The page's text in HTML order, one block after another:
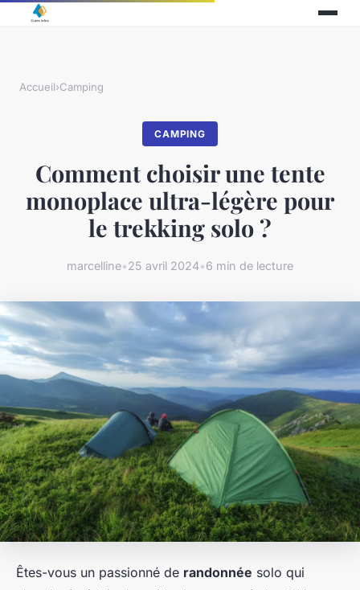
Accueil›Camping
CAMPING
Comment choisir une tente
monoplace ultra-légère pour
le trekking solo ?
marcelline•25 avril 2024•6 min de lecture
Êtes-vous un passionné de randonnée solo qui